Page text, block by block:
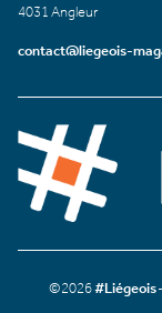
4031 Angleur
contact@liegeois-
©2026#Liégeois